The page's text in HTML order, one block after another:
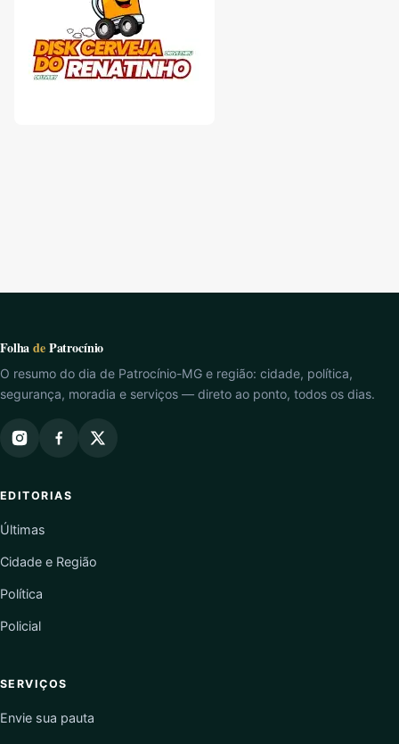
FolhadePatrocínio
O resumo do dia de Patrocínio-MG e região: cidade, política,
segurança, moradia e serviços — direto ao ponto, todos os dias.
EDITORIAS
Últimas
Cidade e Região
Política
Policial
SERVIÇOS
Envie sua pauta